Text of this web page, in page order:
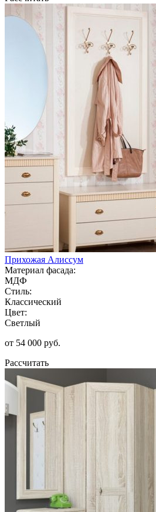
Прихожая Алиссум
Материал фасада:
МДФ
Стиль:
Классический
Цвет:
Светлый
от 54 000 руб.
Рассчитать